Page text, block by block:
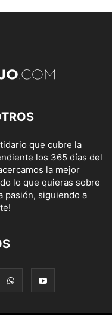
que cubre la
los 365 días del
la mejor
lo que quieras sobre
pasión, siguiendo a